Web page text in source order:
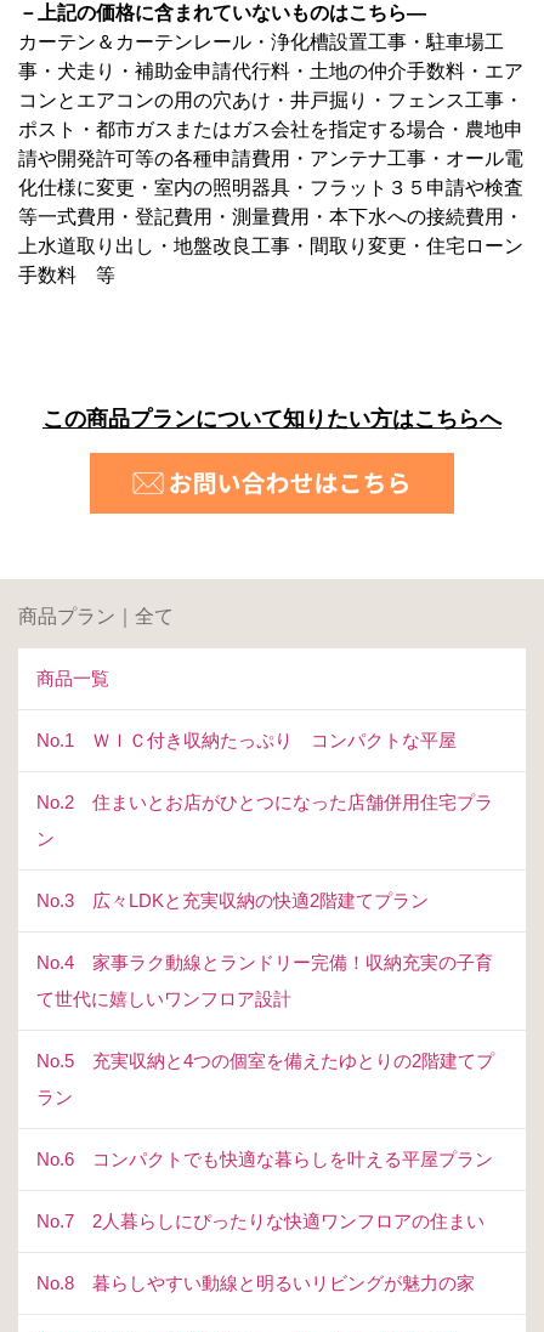
－上記の価格に含まれていないものはこちら―
カーテン＆カーテンレール・浄化槽設置工事・駐車場工
事・犬走り・補助金申請代行料・土地の仲介手数料・エア
コンとエアコンの用の穴あけ・井戸掘り・フェンス工事・
ポスト・都市ガスまたはガス会社を指定する場合・農地申
請や開発許可等の各種申請費用・アンテナ工事・オール電
化仕様に変更・室内の照明器具・フラット３５申請や検査
等一式費用・登記費用・測量費用・本下水への接続費用・
上水道取り出し・地盤改良工事・間取り変更・住宅ローン
手数料 等
この商品プランについて知りたい方はこちらへ
商品プラン｜全て
商品一覧
No.1 ＷＩＣ付き収納たっぷり コンパクトな平屋
No.2 住まいとお店がひとつになった店舗併用住宅プラ
ン
No.3 広々LDKと充実収納の快適2階建てプラン
No.4 家事ラク動線とランドリー完備！収納充実の子育
て世代に嬉しいワンフロア設計
No.5 充実収納と4つの個室を備えたゆとりの2階建てプ
ラン
No.6 コンパクトでも快適な暮らしを叶える平屋プラン
No.7 2人暮らしにぴったりな快適ワンフロアの住まい
No.8 暮らしやすい動線と明るいリビングが魅力の家